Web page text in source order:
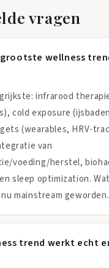
vragen
wellness
infrarood
cold exposure
(wearables, HRV-
van
voeding/herstel,
sleep optimization.
mainstream geworden.
trend werkt echt